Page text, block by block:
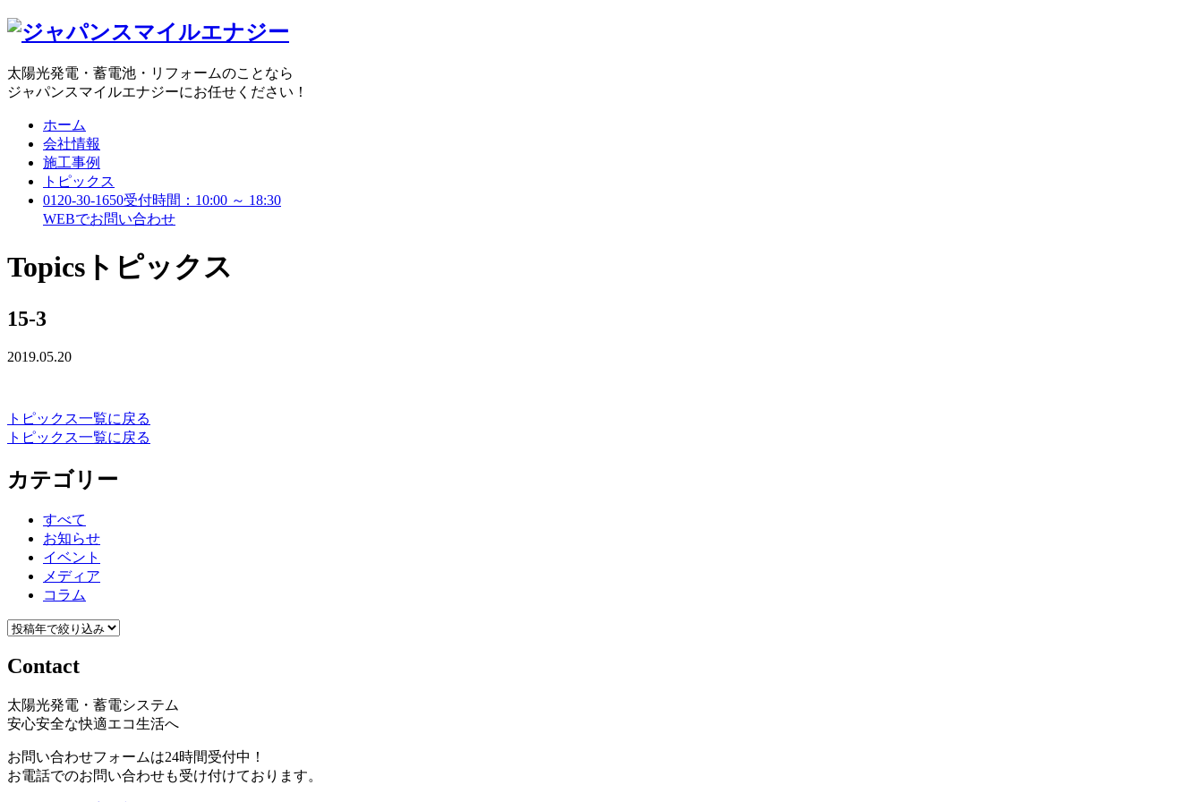
太陽光発電・蓄電池・リフォームのことなら
ジャパンスマイルエナジーにお任せください！
ホーム
会社情報
施工事例
トピックス
0120-30-1650受付時間：10:00 ～ 18:30
WEBでお問い合わせ
Topics トピックス
15-3
2019.05.20
トピックス一覧に戻る
トピックス一覧に戻る
カテゴリー
すべて
お知らせ
イベント
メディア
コラム
Contact
太陽光発電・蓄電システム
安心安全な快適エコ生活へ
お問い合わせフォームは24時間受付中！
お電話でのお問い合わせも受け付けております。